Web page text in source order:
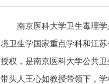
南京医科大学卫生毒理
境卫生学国家重点学科和江
授权，是南京医科大学公共
带头人王心如教授带领下，